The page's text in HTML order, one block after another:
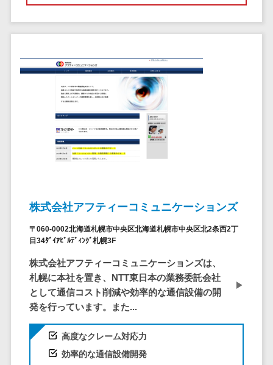
物流・流通向け
車両管理システム>
商圏分析ツール>
配送管理システム>
バース予約システム>
配送ルート最適化>
IT点呼サービス>
医療・介護業界向け
電子カルテ>
オンライン診療システム>
テム
Web電話帳
会議効率化ツ
ール
ナレッジ共有
ツール
バーチャルオ
ット
デジタルサイ
正ツール
グループウェ
ア
Web会議シス
テム
株式会社アフティーコミュニケーションズ
〒060-0002北海道札幌市中央区北海道札幌市中央区北2条西2丁
目34ﾀﾞｲｱﾋﾞﾙﾃﾞｨﾝｸﾞ札幌3F
株式会社アフティーコミュニケーションズは、
札幌に本社を置き、NTT東日本の業務委託会社
として通信コスト削減や効率的な通信設備の開
発を行っています。また...
高度なクレーム対応力
効率的な通信設備開発